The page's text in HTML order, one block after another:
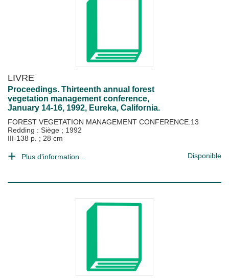
LIVRE
Proceedings. Thirteenth annual forest
vegetation management conference,
January 14-16, 1992, Eureka, California.
FOREST VEGETATION MANAGEMENT CONFERENCE.13
Redding : Siège ; 1992
III-138 p. ; 28 cm
Plus d'information... Disponible